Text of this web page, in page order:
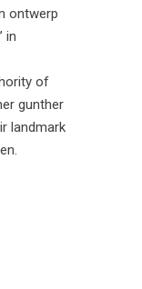
ontwerp
in
of
gunther
landmark